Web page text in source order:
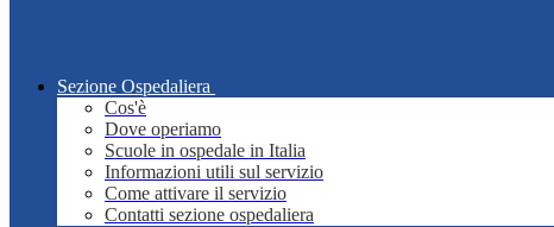
Sezione Ospedaliera
Cos'è
Dove operiamo
Scuole in ospedale in Italia
Informazioni utili sul servizio
Come attivare il servizio
Contatti sezione ospedaliera